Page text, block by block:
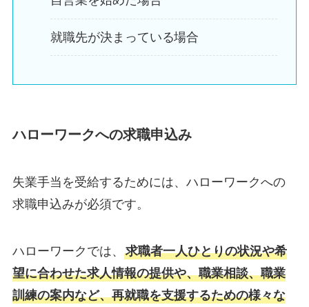
就職先が決まっている場合
ハローワークへの求職申込み
失業手当を受給するためには、ハローワークへの
求職申込みが必須です。
ハローワークでは、 求職者一人ひとりの状況や希
望に合わせた求人情報の提供や、職業相談、職業
訓練の案内など、再就職を支援するための様々な